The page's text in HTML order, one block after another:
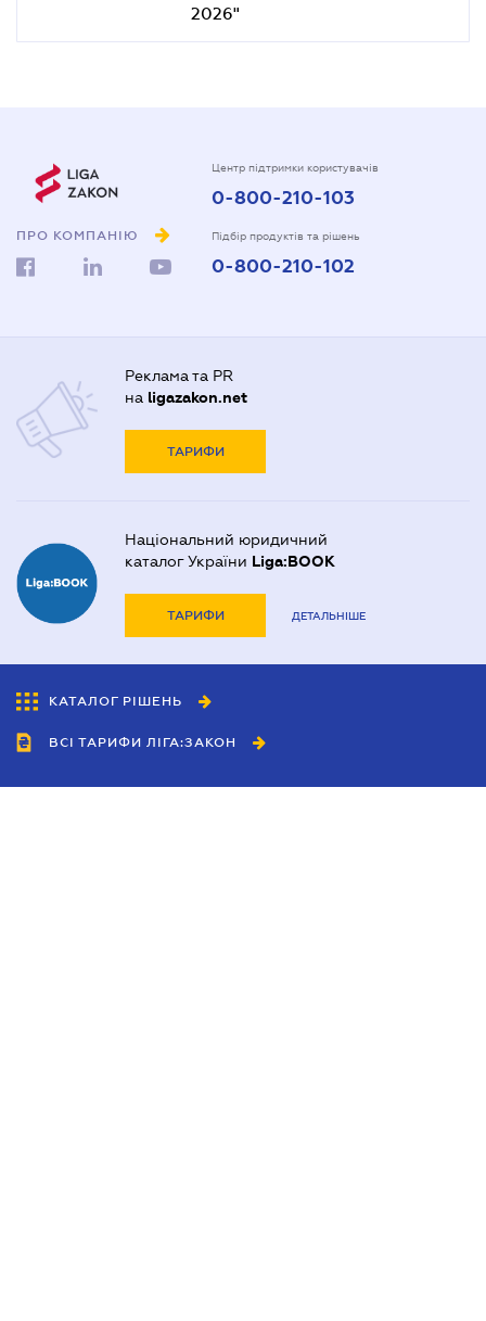
2026"
ПРО КОМПАНІЮ
Центр підтримки користувачів
0-800-210-103
Підбір продуктів та рішень
0-800-210-102
Реклама та PR
на ligazakon.net
ТАРИФИ
Національний юридичний
каталог України Liga:BOOK
ТАРИФИ ДЕТАЛЬНІШЕ
КАТАЛОГ РІШЕНЬ
ВСІ ТАРИФИ ЛІГА:ЗАКОН